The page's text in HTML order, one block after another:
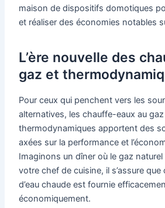
maison de dispositifs domotiques
et réaliser des économies notables
L’ère nouvelle des
gaz et
Pour ceux qui penchent vers les
alternatives, les chauffe-eaux au
thermodynamiques apportent des
axées sur la performance et
Imaginons un dîner où le gaz
votre chef de cuisine, il s’assure
d’eau chaude est fournie
économiquement.